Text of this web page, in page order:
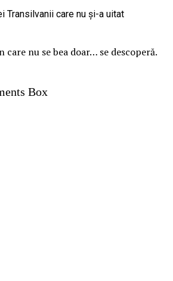
Transilvanii care nu și-a uitat
care nu se bea doar… se descoperă.
Box